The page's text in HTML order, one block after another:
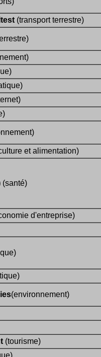
(transport terrestre)
et alimentation)
(santé)
d'entreprise)
(environnement)
(tourisme)